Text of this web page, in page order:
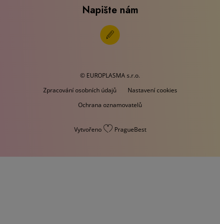
Napište nám
© EUROPLASMA s.r.o.
Zpracování osobních údajů
Nastavení cookies
Ochrana oznamovatelů
Vytvořeno PragueBest